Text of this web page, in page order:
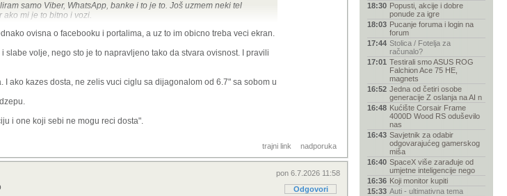
samo Viber, WhatsApp, banke i to je to. Još uzmem neki tel
ako mi je to bitno i vozi.
ovisna o facebooku i portalima, a uz to im obicno treba veci ekran.
volje, nego sto je to napravljeno tako da stvara ovisnost. I pravili
ako kazes dosta, ne zelis vuci ciglu sa dijagonalom od 6.7" sa sobom u
i one koji sebi ne mogu reci dosta".
trajni link nadporuka
pon 6.7.2026 11:58
Odgovori
18:30 Popusti, akcije i dobre
ponude za igre
18:03 Pucanje foruma i login na
forum
17:44 Stolica / Fotelja za
računalo?
17:01 Testirali smo ASUS ROG
Falchion Ace 75 HE,
magnets
16:52 Jedna od četiri osobe
generacije Z oslanja na AI n
16:48 Kućište Corsair Frame
4000D Wood RS oduševilo
nas
16:43 Savjetnik za odabir
odgovarajućeg gamerskog
miša
16:40 SpaceX više zarađuje od
umjetne inteligencije nego
16:36 Koji monitor kupiti
15:33 Auti - ultimativna tema